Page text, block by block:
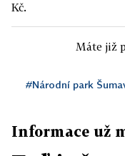
Kč.
Máte již
#Národní park
Informace už